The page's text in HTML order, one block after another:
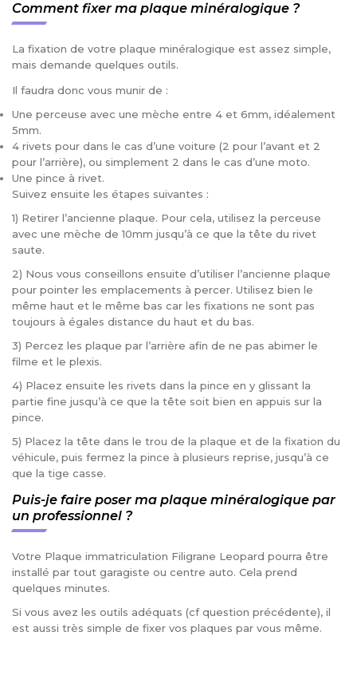
Comment fixer ma plaque minéralogique ?
La fixation de votre plaque minéralogique est assez simple,
mais demande quelques outils.
Il faudra donc vous munir de :
Une perceuse avec une mèche entre 4 et 6mm, idéalement
5mm.
4 rivets pour dans le cas d’une voiture (2 pour l’avant et 2
pour l’arrière), ou simplement 2 dans le cas d’une moto.
Une pince à rivet.
Suivez ensuite les étapes suivantes :
1) Retirer l’ancienne plaque. Pour cela, utilisez la perceuse
avec une mèche de 10mm jusqu’à ce que la tête du rivet
saute.
2) Nous vous conseillons ensuite d’utiliser l’ancienne plaque
pour pointer les emplacements à percer. Utilisez bien le
même haut et le même bas car les fixations ne sont pas
toujours à égales distance du haut et du bas.
3) Percez les plaque par l’arrière afin de ne pas abimer le
filme et le plexis.
4) Placez ensuite les rivets dans la pince en y glissant la
partie fine jusqu’à ce que la tête soit bien en appuis sur la
pince.
5) Placez la tête dans le trou de la plaque et de la fixation du
véhicule, puis fermez la pince à plusieurs reprise, jusqu’à ce
que la tige casse.
Puis-je faire poser ma plaque minéralogique par
un professionnel ?
Votre Plaque immatriculation Filigrane Leopard pourra être
installé par tout garagiste ou centre auto. Cela prend
quelques minutes.
Si vous avez les outils adéquats (cf question précédente), il
est aussi très simple de fixer vos plaques par vous même.